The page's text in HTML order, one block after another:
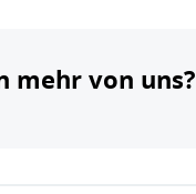
mehr von uns?